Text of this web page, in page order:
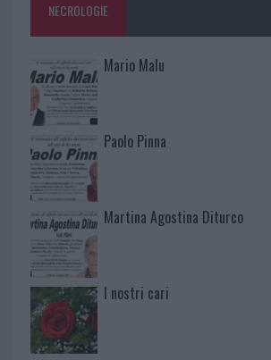
NECROLOGIE
Mario Malu
Paolo Pinna
Martina Agostina Diturco
I nostri cari